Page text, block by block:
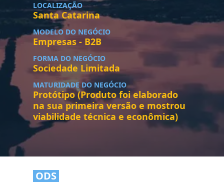
LOCALIZAÇÃO
Santa Catarina
MODELO DO NEGÓCIO
Empresas - B2B
FORMA DO NEGÓCIO
Sociedade Limitada
MATURIDADE DO NEGÓCIO
Protótipo (Produto foi elaborado
na sua primeira versão e mostrou
viabilidade técnica e econômica)
ODS